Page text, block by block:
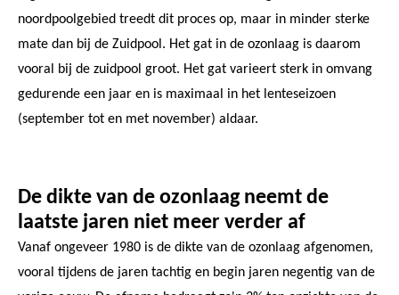
noordpoolgebied treedt dit proces op, maar in minder sterke
mate dan bij de Zuidpool. Het gat in de ozonlaag is daarom
vooral bij de zuidpool groot. Het gat varieert sterk in omvang
gedurende een jaar en is maximaal in het lenteseizoen
(september tot en met november) aldaar.
De dikte van de ozonlaag neemt de
laatste jaren niet meer verder af
Vanaf ongeveer 1980 is de dikte van de ozonlaag afgenomen,
vooral tijdens de jaren tachtig en begin jaren negentig van de